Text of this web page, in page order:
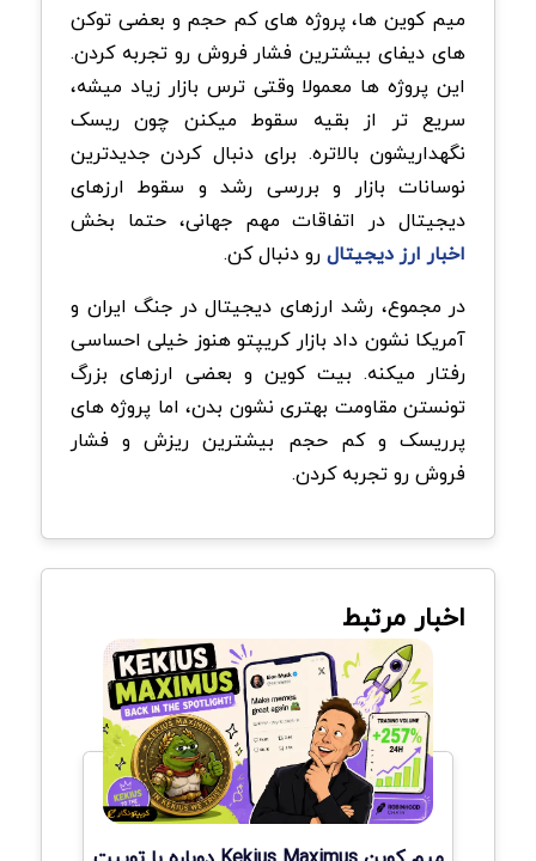
میم کوین ها، پروژه های کم حجم و بعضی توکن
های دیفای بیشترین فشار فروش رو تجربه کردن.
این پروژه ها معمولا وقتی ترس بازار زیاد میشه،
سریع تر از بقیه سقوط میکنن چون ریسک
نگهداریشون بالاتره. برای دنبال کردن جدیدترین
نوسانات بازار و بررسی رشد و سقوط ارزهای
دیجیتال در اتفاقات مهم جهانی، حتما بخش
اخبار ارز دیجیتالرو دنبال کن.
در مجموع، رشد ارزهای دیجیتال در جنگ ایران و
آمریکا نشون داد بازار کریپتو هنوز خیلی احساسی
رفتار میکنه. بیت کوین و بعضی ارزهای بزرگ
تونستن مقاومت بهتری نشون بدن، اما پروژه های
پرریسک و کم حجم بیشترین ریزش و فشار
فروش رو تجربه کردن.
اخبار مرتبط